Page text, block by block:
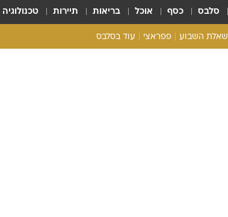
סלבס כסף אוכל בריאות תיירות טכנולוגיה
שאלת השבוע פפראצי עוד בסלבס